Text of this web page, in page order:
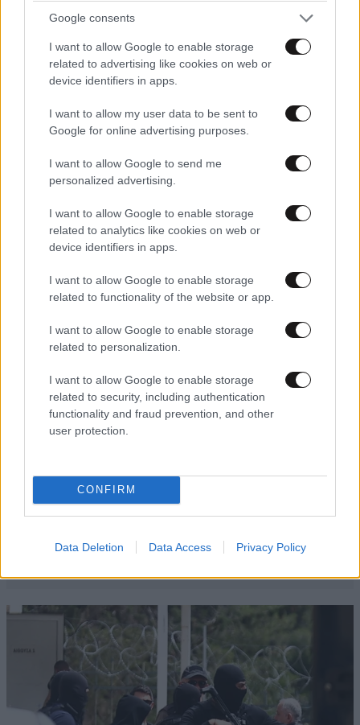
Google consents
I want to allow Google to enable storage
related to advertising like cookies on web or
device identifiers in apps.
I want to allow my user data to be sent to
Google for online advertising purposes.
I want to allow Google to send me
personalized advertising.
I want to allow Google to enable storage
related to analytics like cookies on web or
device identifiers in apps.
I want to allow Google to enable storage
related to functionality of the website or app.
I want to allow Google to enable storage
related to personalization.
I want to allow Google to enable storage
related to security, including authentication
functionality and fraud prevention, and other
user protection.
CONFIRM
Data Deletion Data Access Privacy Policy